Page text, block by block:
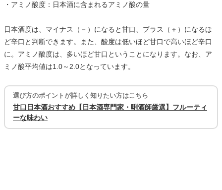
・アミノ酸度：日本酒に含まれるアミノ酸の量
日本酒度は、マイナス（－）になると甘口、プラス（＋）になるほ
ど辛口と判断できます。また、酸度は低いほど甘口で高いほど辛口
に。アミノ酸度は、多いほど甘口ということになります。なお、ア
ミノ酸平均値は1.0～2.0となっています。
選び方のポイントが詳しく知りたい方はこちら
甘口日本酒おすすめ【日本酒専門家・唎酒師厳選】フルーティ
ーな味わい